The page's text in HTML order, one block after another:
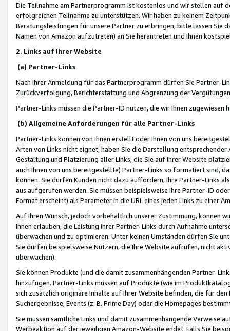
Die Teilnahme am Partnerprogramm ist kostenlos und wir stellen auf
erfolgreichen Teilnahme zu unterstützen. Wir haben zu keinem
Beratungsleistungen für unsere Partner zu erbringen; bitte lassen Sie
Namen von Amazon aufzutreten) an Sie herantreten und Ihnen
2. Links auf Ihrer Website
(a) Partner-Links
Nach Ihrer Anmeldung für das Partnerprogramm dürfen Sie Partner-
Zurückverfolgung, Berichterstattung und Abgrenzung der
Partner-Links müssen die Partner-ID nutzen, die wir Ihnen zugewiesen
(b) Allgemeine Anforderungen für alle Partner-Links
Partner-Links können von Ihnen erstellt oder Ihnen von uns
Arten von Links nicht eignet, haben Sie die Darstellung
Gestaltung und Platzierung aller Links, die Sie auf Ihrer Website
auch Ihnen von uns bereitgestellte) Partner-Links so formatiert sind,
können. Sie dürfen Kunden nicht dazu auffordern, Ihre Partner-Links
aus aufgerufen werden. Sie müssen beispielsweise Ihre Partner-ID
Format erscheint) als Parameter in die URL eines jeden Links zu einer
Auf Ihren Wunsch, jedoch vorbehaltlich unserer Zustimmung, können
Ihnen erlauben, die Leistung Ihrer Partner-Links durch Aufnahme
überwachen und zu optimieren. Unter keinen Umständen dürfen Sie
Sie dürfen beispielsweise Nutzern, die Ihre Website aufrufen, nicht
überwachen).
Sie können Produkte (und die damit zusammenhängenden Partner-
hinzufügen. Partner-Links müssen auf Produkte (wie im
sich zusätzlich originäre Inhalte auf Ihrer Website befinden, die für
Suchergebnisse, Events (z. B. Prime Day) oder die Homepages
Sie müssen sämtliche Links und damit zusammenhängende
Werbeaktion auf der jeweiligen Amazon-Website endet. Falls Sie